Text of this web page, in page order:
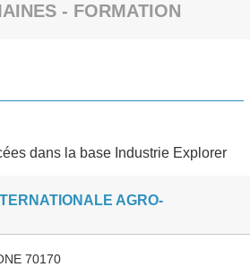
- FORMATION
dans la base Industrie Explorer
AGRO-
70170